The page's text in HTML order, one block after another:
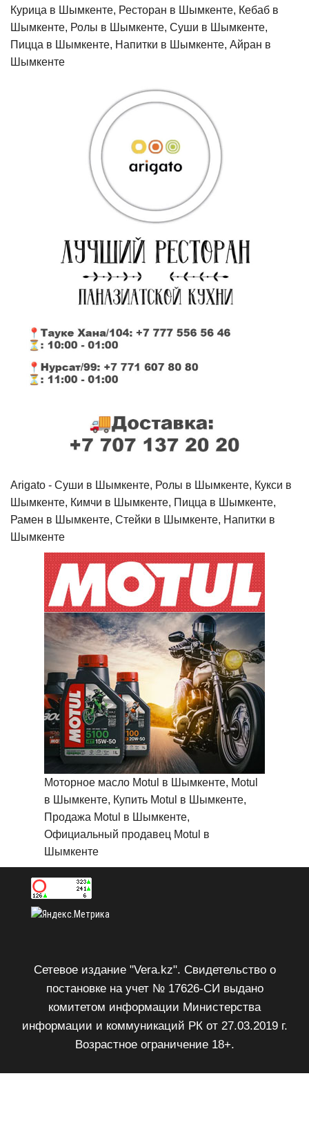
Курица в Шымкенте, Ресторан в Шымкенте, Кебаб в
Шымкенте, Ролы в Шымкенте, Суши в Шымкенте,
Пицца в Шымкенте, Напитки в Шымкенте, Айран в
Шымкенте
Arigato - Cуши в Шымкенте, Ролы в Шымкенте, Кукси в
Шымкенте, Кимчи в Шымкенте, Пицца в Шымкенте,
Рамен в Шымкенте, Стейки в Шымкенте, Напитки в
Шымкенте
Моторное масло Motul в Шымкенте, Motul
в Шымкенте, Купить Motul в Шымкенте,
Продажа Motul в Шымкенте,
Официальный продавец Motul в
Шымкенте
Сетевое издание "Vera.kz". Свидетельство о
постановке на учет № 17626-СИ выдано
комитетом информации Министерства
информации и коммуникаций РК от 27.03.2019 г.
Возрастное ограничение 18+.